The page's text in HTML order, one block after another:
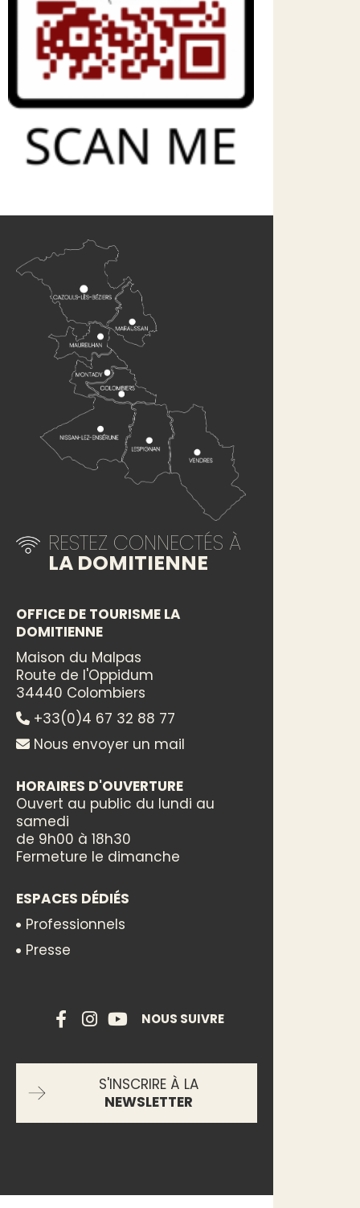
RESTEZ CONNECTÉS À
LA DOMITIENNE
OFFICE DE TOURISME LA
DOMITIENNE
Maison du Malpas
Route de l'Oppidum
34440 Colombiers
+33(0)4 67 32 88 77
Nous envoyer un mail
HORAIRES D'OUVERTURE
Ouvert au public du lundi au
samedi
de 9h00 à 18h30
Fermeture le dimanche
ESPACES DÉDIÉS
Professionnels
Presse
NOUS SUIVRE
S'INSCRIRE À LA
NEWSLETTER